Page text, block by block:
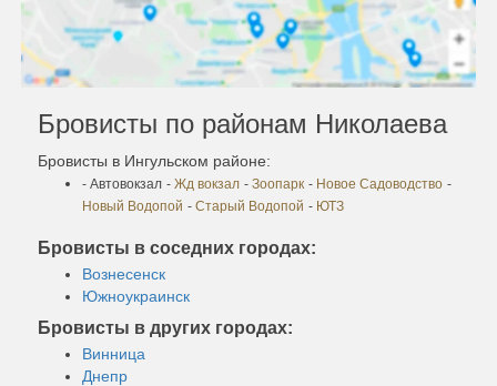
Бровисты по районам Николаева
Бровисты в Ингульском районе:
- Автовокзал - Жд вокзал - Зоопарк - Новое Садоводство -
Новый Водопой - Старый Водопой - ЮТЗ
Бровисты в соседних городах:
Вознесенск
Южноукраинск
Бровисты в других городах:
Винница
Днепр